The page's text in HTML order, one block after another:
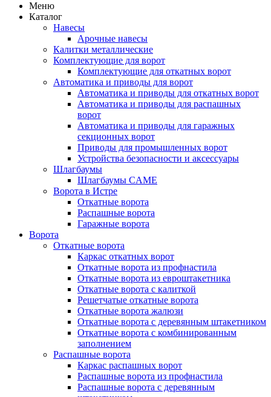
Меню
Каталог
Навесы
Арочные навесы
Калитки металлические
Комплектующие для ворот
Комплектующие для откатных ворот
Автоматика и приводы для ворот
Автоматика и приводы для откатных ворот
Автоматика и приводы для распашных
ворот
Автоматика и приводы для гаражных
секционных ворот
Приводы для промышленных ворот
Устройства безопасности и аксессуары
Шлагбаумы
Шлагбаумы CAME
Ворота в Истре
Откатные ворота
Распашные ворота
Гаражные ворота
Ворота
Откатные ворота
Каркас откатных ворот
Откатные ворота из профнастила
Откатные ворота из евроштакетника
Откатные ворота с калиткой
Решетчатые откатные ворота
Откатные ворота жалюзи
Откатные ворота с деревянным штакетником
Откатные ворота с комбинированным
заполнением
Распашные ворота
Каркас распашных ворот
Распашные ворота из профнастила
Распашные ворота с деревянным